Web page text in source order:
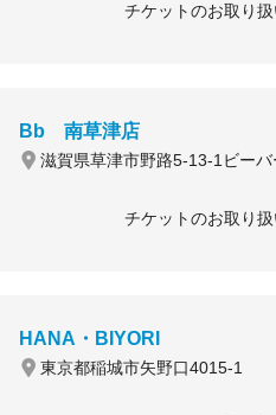
チケットのお取り
Bb 南草津店
滋賀県草津市野路5-13-1ビー
チケットのお取り
HANA・BIYORI
東京都稲城市矢野口4015-1